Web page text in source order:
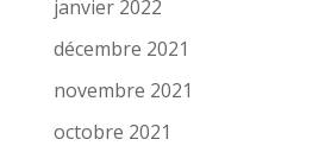
janvier 2022
décembre 2021
novembre 2021
octobre 2021